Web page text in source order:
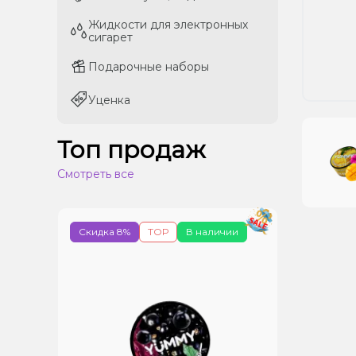
Жидкости для электронных
сигарет
Подарочные наборы
Уценка
Жидкости для электронных
сигарет
Подарочные наборы
Уценка
Топ продаж
Смотреть все
В наличии
Скидка 8% ТОР